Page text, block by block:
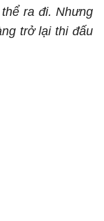
ra đi. Nhưng
trở lại thi đấu